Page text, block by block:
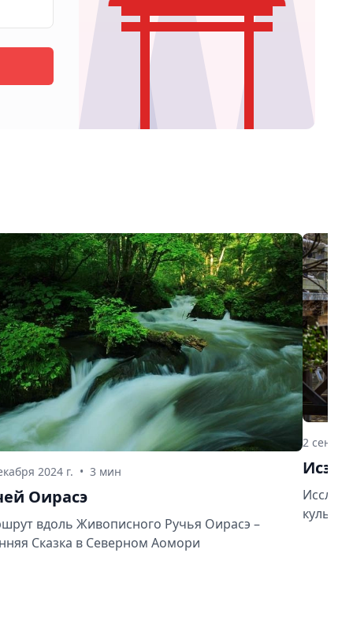
2024 г. • 3 мин
Оирасэ
вдоль Живописного Ручья Оирасэ –
Сказка в Северном Аомори
2
Исэ,